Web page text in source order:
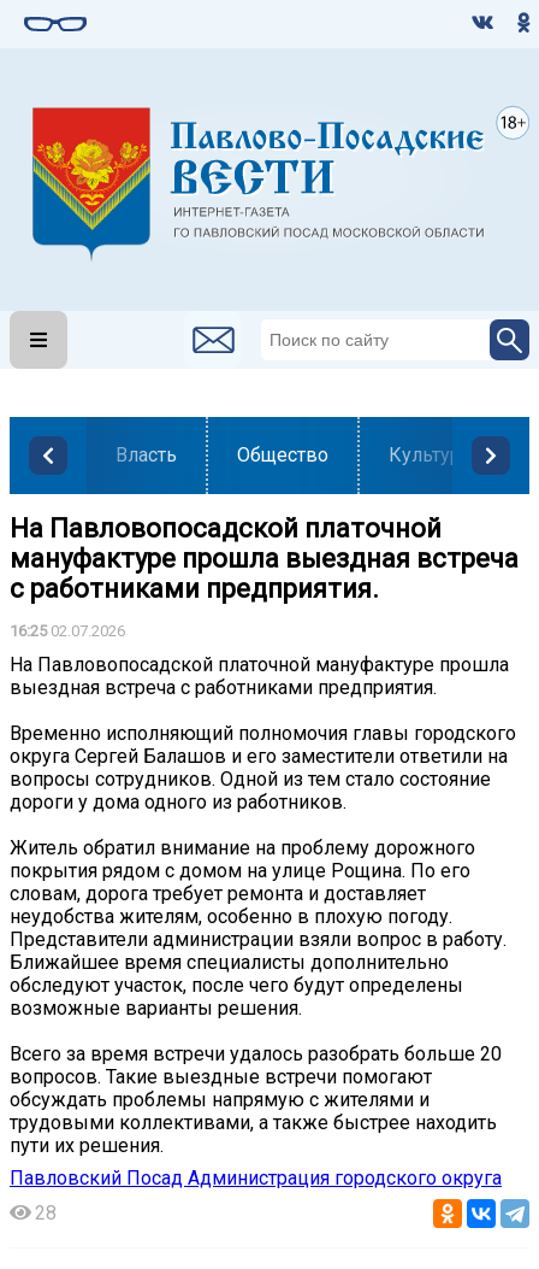
Власть Общество Культура
На Павловопосадской платочной
мануфактуре прошла выездная встреча
с работниками предприятия.
16:2502.07.2026
На Павловопосадской платочной мануфактуре прошла
выездная встреча с работниками предприятия.
Временно исполняющий полномочия главы городского
округа Сергей Балашов и его заместители ответили на
вопросы сотрудников. Одной из тем стало состояние
дороги у дома одного из работников.
Житель обратил внимание на проблему дорожного
покрытия рядом с домом на улице Рощина. По его
словам, дорога требует ремонта и доставляет
неудобства жителям, особенно в плохую погоду.
Представители администрации взяли вопрос в работу.
Ближайшее время специалисты дополнительно
обследуют участок, после чего будут определены
возможные варианты решения.
Всего за время встречи удалось разобрать больше 20
вопросов. Такие выездные встречи помогают
обсуждать проблемы напрямую с жителями и
трудовыми коллективами, а также быстрее находить
пути их решения.
Павловский Посад Администрация городского округа
28